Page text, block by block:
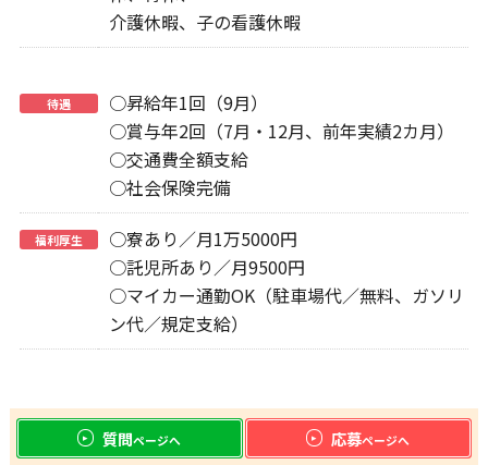
介護休暇、子の看護休暇
待遇
○昇給年1回（9月）
○賞与年2回（7月・12月、前年実績2カ月）
○交通費全額支給
○社会保険完備
福利厚生
○寮あり／月1万5000円
○託児所あり／月9500円
○マイカー通勤OK（駐車場代／無料、ガソリ
ン代／規定支給）
質問ページへ 応募ページへ